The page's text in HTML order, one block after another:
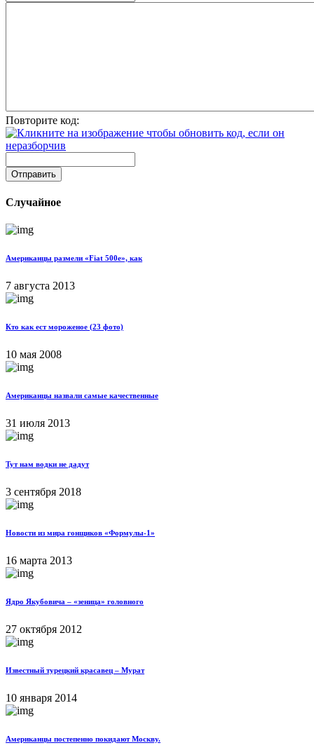
Повторите код:
Отправить
Случайное
Американцы размели «Fiat 500e», как
7 августа 2013
Кто как ест мороженое (23 фото)
10 мая 2008
Американцы назвали самые качественные
31 июля 2013
Тут нам водки не дадут
3 сентября 2018
Новости из мира гонщиков «Формулы-1»
16 марта 2013
Ядро Якубовича – «зеница» головного
27 октября 2012
Известный турецкий красавец – Мурат
10 января 2014
Американцы постепенно покидают Москву.